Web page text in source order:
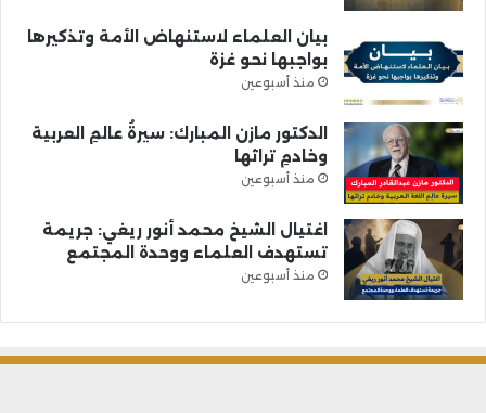
بيان العلماء لاستنهاض الأمة وتذكيرها
بواجبها نحو غزة
منذ أسبوعين
الدكتور مازن المبارك: سيرةُ عالمِ العربية
وخادمِ تراثها
منذ أسبوعين
اغتيال الشيخ محمد أنور ريغي: جريمة
تستهدف العلماء ووحدة المجتمع
منذ أسبوعين